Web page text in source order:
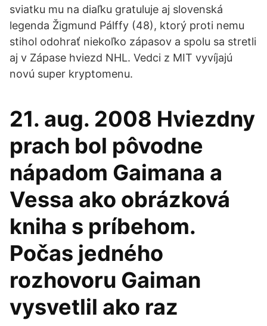
sviatku mu na diaľku gratuluje aj slovenská
legenda Žigmund Pálffy (48), ktorý proti nemu
stihol odohrať niekoľko zápasov a spolu sa stretli
aj v Zápase hviezd NHL. Vedci z MIT vyvíjajú
novú super kryptomenu.
21. aug. 2008 Hviezdny
prach bol pôvodne
nápadom Gaimana a
Vessa ako obrázková
kniha s príbehom.
Počas jedného
rozhovoru Gaiman
vysvetlil ako raz